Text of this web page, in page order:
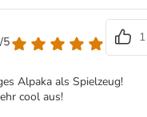
5
1
Alpaka als Spielzeug!
cool aus!